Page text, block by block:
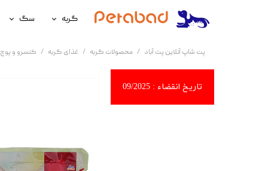
گربه
غذای گربه
سگ
پت شاپ آنلاین پت آباد محصولات گربه غذای گربه کنسرو و